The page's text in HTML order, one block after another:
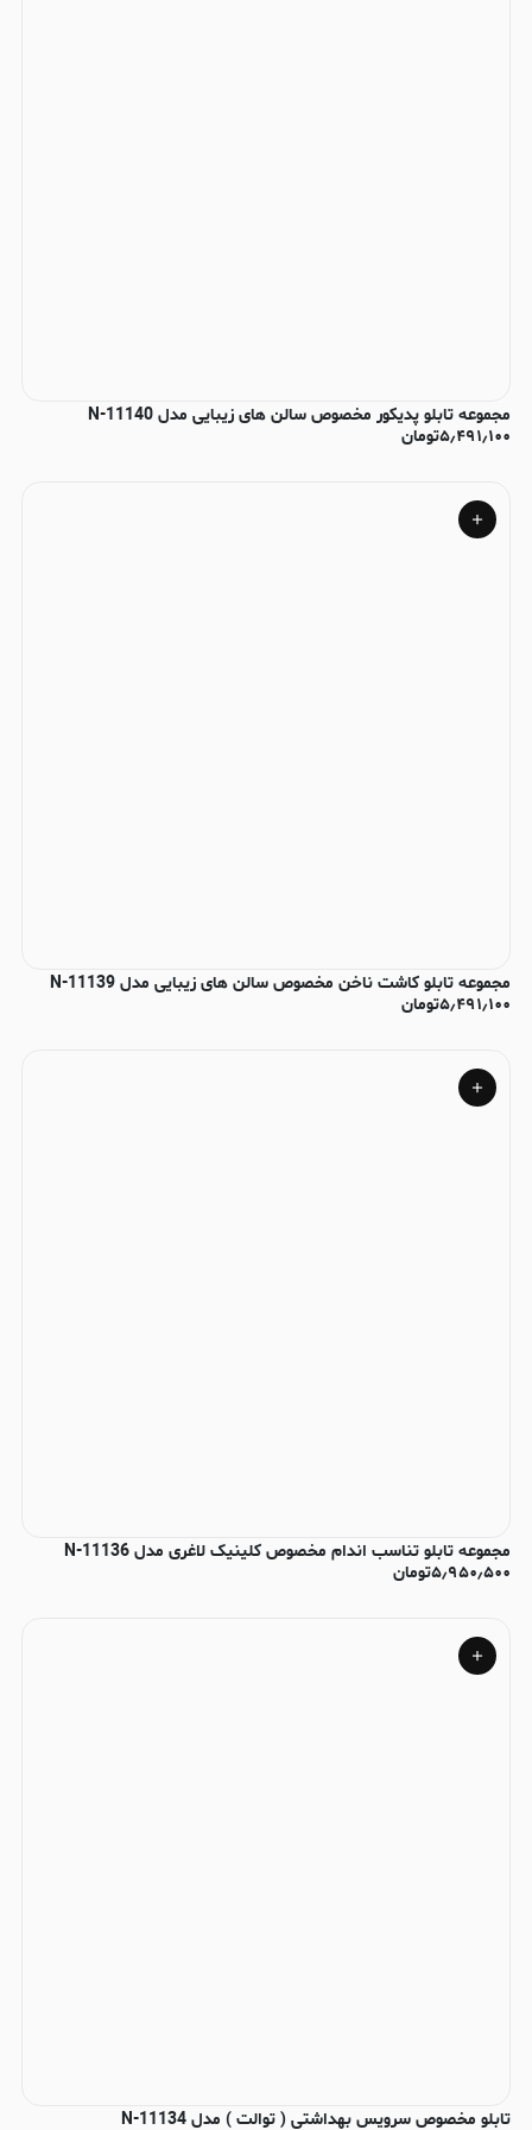
مجموعه تابلو پدیکور مخصوص سالن های زیبایی مدل N-11140
۵٫۴۹۱٫۱۰۰تومان
مجموعه تابلو کاشت ناخن مخصوص سالن های زیبایی مدل N-11139
۵٫۴۹۱٫۱۰۰تومان
مجموعه تابلو تناسب اندام مخصوص کلینیک لاغری مدل N-11136
۵٫۹۵۰٫۵۰۰تومان
تابلو مخصوص سرویس بهداشتی ( توالت ) مدل N-11134